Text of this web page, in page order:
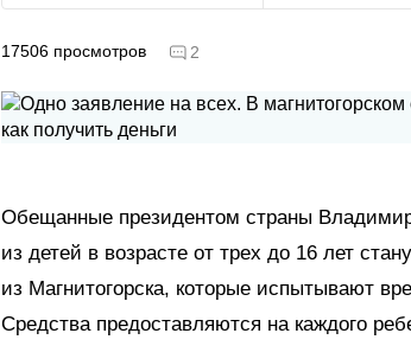
17506 просмотров 2
Обещанные президентом страны
из детей в возрасте от трех до 16 лет
из Магнитогорска, которые испытывают
Средства предоставляются на каждого